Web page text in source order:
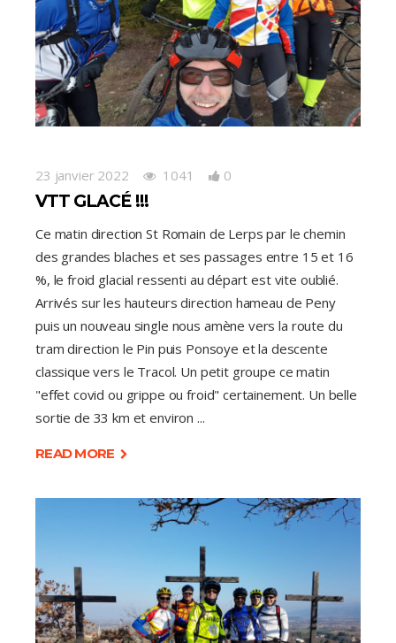
23 janvier 2022 1041 0
VTT GLACÉ !!!
Ce matin direction St Romain de Lerps par le chemin
des grandes blaches et ses passages entre 15 et 16
%, le froid glacial ressenti au départ est vite oublié.
Arrivés sur les hauteurs direction hameau de Peny
puis un nouveau single nous amène vers la route du
tram direction le Pin puis Ponsoye et la descente
classique vers le Tracol. Un petit groupe ce matin
"effet covid ou grippe ou froid" certainement. Un belle
sortie de 33 km et environ
READ MORE